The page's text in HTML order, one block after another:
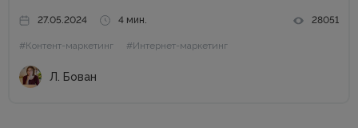
как выделиться среди аналогичных компаний, привлечь
внимание к продуктам...
27.05.2024 4 мин. 28051
#Контент-маркетинг #Интернет-маркетинг
Л. Бован